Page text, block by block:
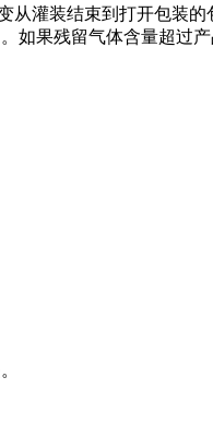
灌装结束到打开包装的
如果残留气体含量超过